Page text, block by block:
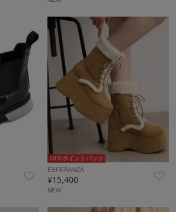
10％ポイントバック
ESPERANZA
¥15,400
NEW